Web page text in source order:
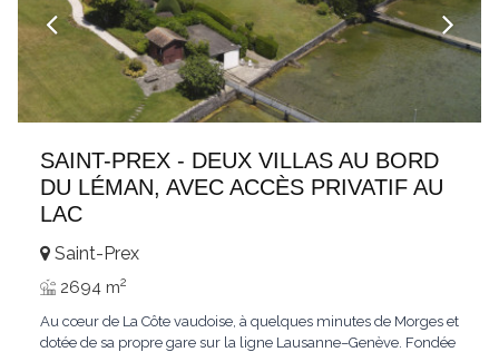
SAINT-PREX - DEUX VILLAS AU BORD
DU LÉMAN, AVEC ACCÈS PRIVATIF AU
LAC
Saint-Prex
2694 m2
Au cœur de La Côte vaudoise, à quelques minutes de Morges et
dotée de sa propre gare sur la ligne Lausanne–Genève. Fondée